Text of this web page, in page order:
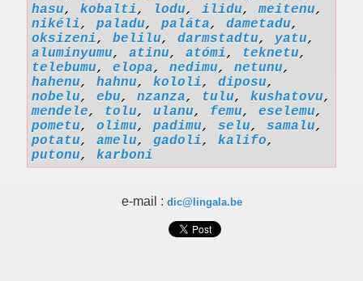
hasu, kobalti, lodu, ilidu,meitenu,
nikéli, paladu, paláta, dametadu,
oksizeni, belilu, darmstadtu, yatu,
aluminyumu, atinu, atómi, teknetu,
telebumu, elopa, nedimu, netunu,
hahenu, hahnu, kololi, diposu,
nobelu, ebu, nzanza, tulu, kushatovu,
mendele, tolu, ulanu, femu, eselemu,
pometu, olimu, padimu, selu, samalu,
potatu, amelu, gadoli, kalifo,
putonu, karboni
e-mail : dic@lingala.be